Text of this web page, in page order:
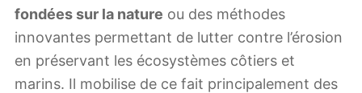
fondées sur la nature ou des méthodes
innovantes permettant de lutter contre l’érosion
en préservant les écosystèmes côtiers et
marins. Il mobilise de ce fait principalement des